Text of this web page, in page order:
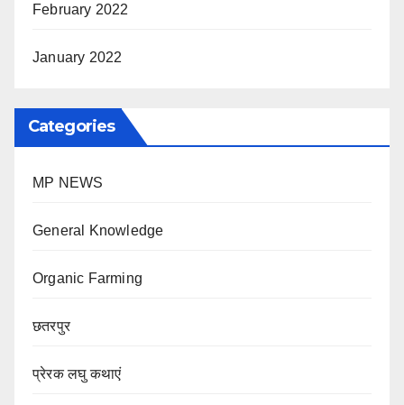
February 2022
January 2022
Categories
MP NEWS
General Knowledge
Organic Farming
छतरपुर
प्रेरक लघु कथाएं